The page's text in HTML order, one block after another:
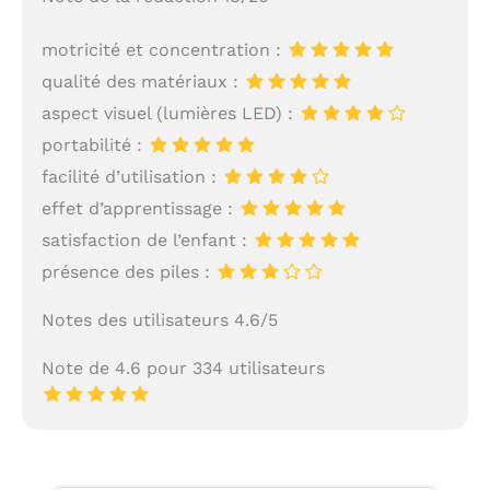
motricité et concentration :
qualité des matériaux :
aspect visuel (lumières LED) :
portabilité :
facilité d’utilisation :
effet d’apprentissage :
satisfaction de l’enfant :
présence des piles :
Notes des utilisateurs 4.6/5
Note de 4.6 pour 334 utilisateurs